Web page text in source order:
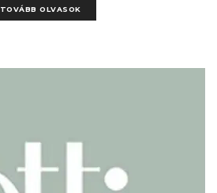
TOVÁBB OLVASOK